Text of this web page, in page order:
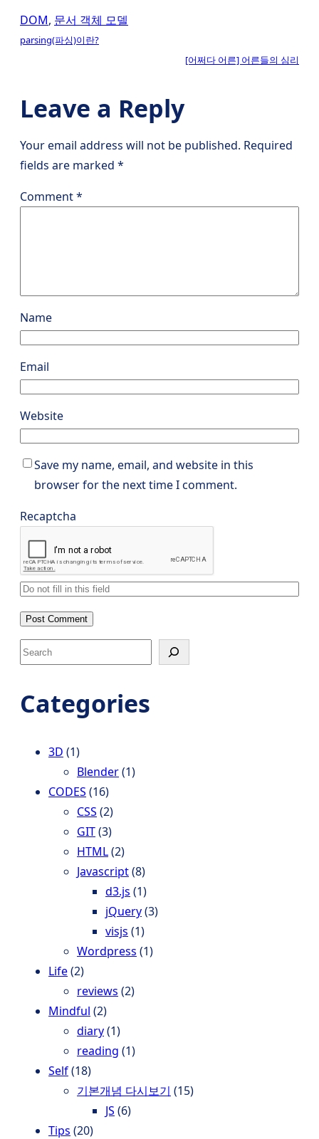
DOM, 문서 객체 모델
parsing(파싱)이란?
[어쩌다 어른] 어른들의 심리
Leave a Reply
Your email address will not be published. Required
fields are marked *
Comment*
Name
Email
Website
Save my name, email, and website in this
browser for the next time I comment.
Recaptcha
S
e
rCategories
3D (1)
Blender(1)
CODES (16)
CSS (2)
GIT(3)
HTML(2)
Javascript(8)
d3.js (1)
jQuery(3)
visjs (1)
Wordpress (1)
Life(2)
reviews (2)
Mindful (2)
diary(1)
reading (1)
Self(18)
기본개념 다시보기 (15)
JS (6)
Tips (20)